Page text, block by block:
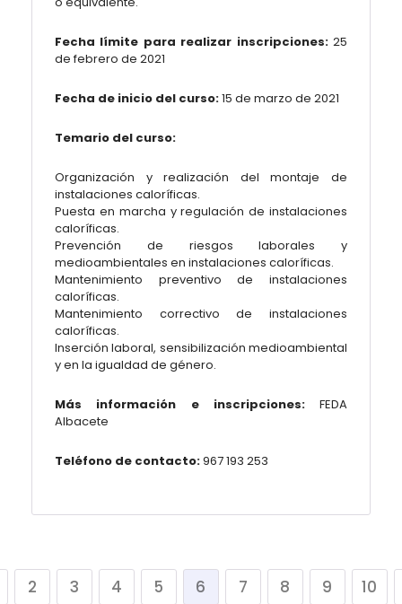
Fecha límite para realizar inscripciones:25
de febrero de 2021
Fecha de inicio del curso:15 de marzo de 2021
Temario del curso:
Organización y realización del montaje de
instalaciones caloríficas.
Puesta en marcha y regulación de instalaciones
caloríficas.
Prevención de riesgos laborales y
medioambientales en instalaciones caloríficas.
Mantenimiento preventivo de instalaciones
caloríficas.
Mantenimiento correctivo de instalaciones
caloríficas.
Inserción laboral, sensibilización medioambiental
y en la igualdad de género.
Más información e inscripciones:FEDA
Albacete
Teléfono de contacto:967 193 253
2 3 4 5 6 7 8 9 10